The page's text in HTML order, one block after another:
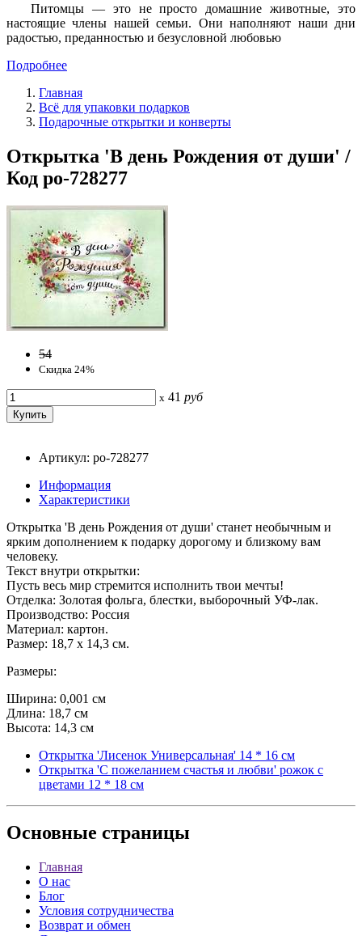
Питомцы — это не просто домашние животные, это
настоящие члены нашей семьи. Они наполняют наши дни
радостью, преданностью и безусловной любовью
Подробнее
Главная
Всё для упаковки подарков
Подарочные открытки и конверты
Открытка 'В день Рождения от души' /
Код po-728277
54
Скидка 24%
x 41 руб
Артикул: po-728277
Информация
Характеристики
Открытка 'В день Рождения от души' станет необычным и
ярким дополнением к подарку дорогому и близкому вам
человеку.
Текст внутри открытки:
Пусть весь мир стремится исполнить твои мечты!
Отделка: Золотая фольга, блестки, выборочный УФ-лак.
Производство: Россия
Материал: картон.
Размер: 18,7 x 14,3 см.
Размеры:
Ширина: 0,001 см
Длина: 18,7 см
Высота: 14,3 см
Открытка 'Лисенок Универсальная' 14 * 16 см
Открытка 'С пожеланием счастья и любви' рожок с
цветами 12 * 18 см
Основные страницы
Главная
О нас
Блог
Условия сотрудничества
Возврат и обмен